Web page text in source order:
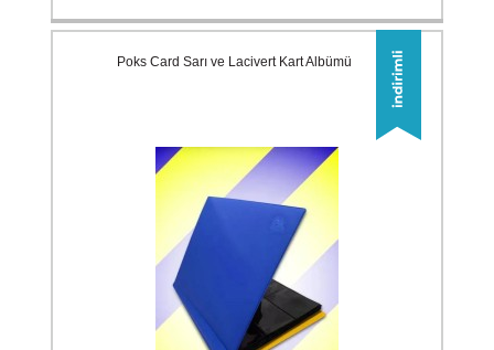
Poks Card Sarı ve Lacivert Kart Albümü